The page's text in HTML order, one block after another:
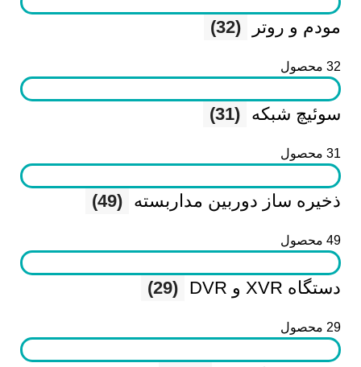
مودم و روتر (32)
32 محصول
سوئیچ شبکه (31)
31 محصول
ذخیره ساز دوربین مداربسته (49)
49 محصول
دستگاه XVR و DVR (29)
29 محصول